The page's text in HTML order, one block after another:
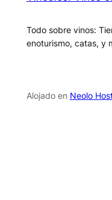
Todo sobre vinos:
enoturismo, catas, y
Alojado en Neolo